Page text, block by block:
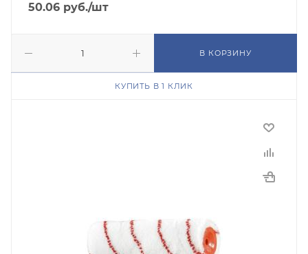
50.06 руб./шт
В КОРЗИНУ
КУПИТЬ В 1 КЛИК